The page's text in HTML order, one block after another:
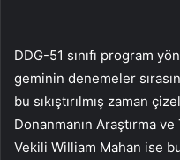
DDG-51 sınıfı program
geminin denemeler
bu sıkıştırılmış zaman
Donanmanın Araştırma
Vekili William Mahan ise